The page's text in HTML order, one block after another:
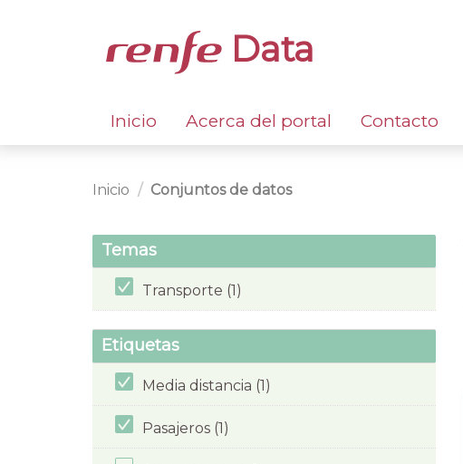
Data
Inicio Acerca del portal Contacto
Inicio Conjuntos de datos
Temas
Transporte (1)
Etiquetas
Media distancia (1)
Pasajeros (1)